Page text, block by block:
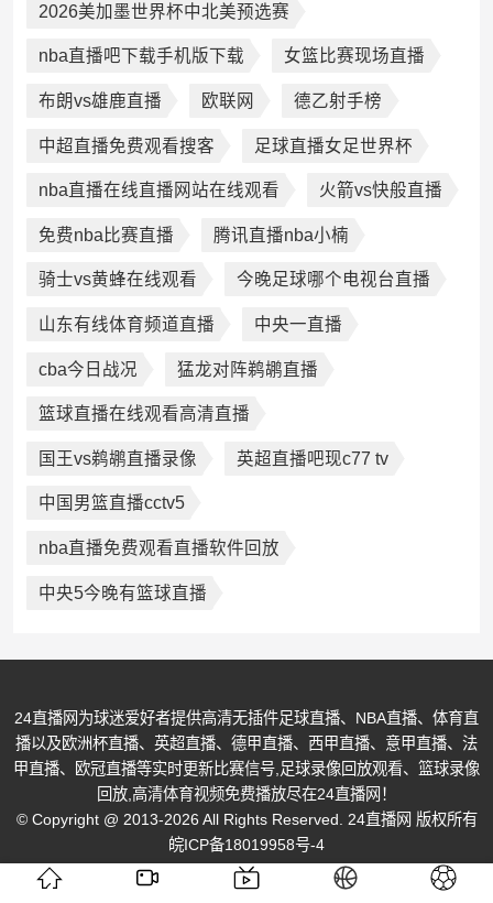
2026美加墨世界杯中北美预选赛
nba直播吧下载手机版下载 女篮比赛现场直播
布朗vs雄鹿直播 欧联网 德乙射手榜
中超直播免费观看搜客 足球直播女足世界杯
nba直播在线直播网站在线观看 火箭vs快般直播
免费nba比赛直播 腾讯直播nba小楠
骑士vs黄蜂在线观看 今晚足球哪个电视台直播
山东有线体育频道直播 中央一直播
cba今日战况 猛龙对阵鹈鹕直播
篮球直播在线观看高清直播
国王vs鹈鹕直播录像 英超直播吧现c77 tv
中国男篮直播cctv5
nba直播免费观看直播软件回放
中央5今晚有篮球直播
24直播网为球迷爱好者提供高清无插件足球直播、NBA直播、体育直
播以及欧洲杯直播、英超直播、德甲直播、西甲直播、意甲直播、法
甲直播、欧冠直播等实时更新比赛信号,足球录像回放观看、篮球录像
回放,高清体育视频免费播放尽在24直播网！
© Copyright @ 2013-2026 All Rights Reserved. 24直播网 版权所有
皖ICP备18019958号-4